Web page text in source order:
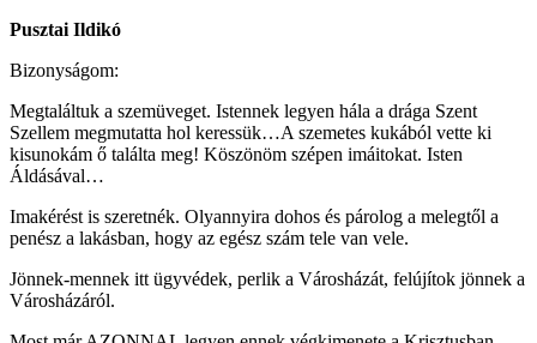
Pusztai Ildikó
Bizonyságom:
Megtaláltuk a szemüveget. Istennek legyen hála a drága Szent
Szellem megmutatta hol keressük…A szemetes kukából vette ki
kisunokám ő találta meg! Köszönöm szépen imáitokat. Isten
Áldásával…
Imakérést is szeretnék. Olyannyira dohos és párolog a melegtől a
penész a lakásban, hogy az egész szám tele van vele.
Jönnek-mennek itt ügyvédek, perlik a Városházát, felújítok jönnek a
Városházáról.